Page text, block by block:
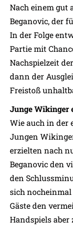
Nach einem gut
Beganovic, der
In der Folge
Partie mit
Nachspielzeit
dann der
Freistoß
Junge Wikinger
Wie auch in der
Jungen
erzielten nach
Beganovic den
den
sich nocheinmal
Gäste den
Handspiels